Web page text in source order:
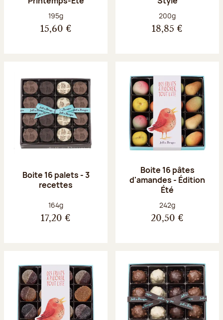
Poids net :
195g
15,60 €
Poids net :
200g
18,85 €
Boite 16 palets - 3
recettes
Poids net :
164g
17,20 €
Boite 16 pâtes
d'amandes - Édition
Été
Poids net :
242g
20,50 €